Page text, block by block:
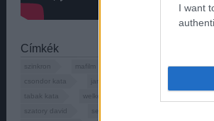
I want
Címkék
szinkron mafilm marcia gay harden
csondor kata
tabak kata
welker gabor
szatory david